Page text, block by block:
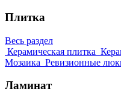
Плитка
Весь раздел
Керамическая плитка
Мозаика Ревизионные
Ламинат